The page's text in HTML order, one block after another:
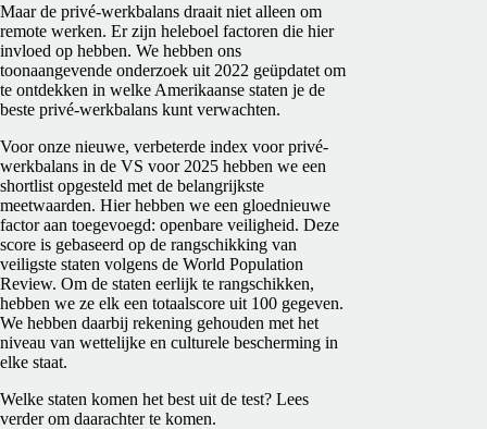
Maar de privé-werkbalans draait niet alleen om
remote werken. Er zijn heleboel factoren die hier
invloed op hebben. We hebben ons
toonaangevende onderzoek uit 2022 geüpdatet om
te ontdekken in welke Amerikaanse staten je de
beste privé-werkbalans kunt verwachten.
Voor onze nieuwe, verbeterde index voor privé-
werkbalans in de VS voor 2025 hebben we een
shortlist opgesteld met de belangrijkste
meetwaarden. Hier hebben we een gloednieuwe
factor aan toegevoegd: openbare veiligheid. Deze
score is gebaseerd op de rangschikking van
veiligste staten volgens de World Population
Review. Om de staten eerlijk te rangschikken,
hebben we ze elk een totaalscore uit 100 gegeven.
We hebben daarbij rekening gehouden met het
niveau van wettelijke en culturele bescherming in
elke staat.
Welke staten komen het best uit de test? Lees
verder om daarachter te komen.